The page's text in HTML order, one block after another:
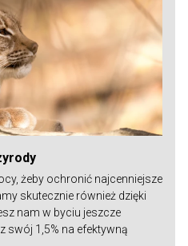
żeby ochronić najcenniejsze
skutecznie również dzięki
nam w byciu jeszcze
swój 1,5% na efektywną